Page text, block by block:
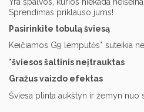
Sprendimas priklauso jums!
Pasirinkite tobulą šviesą
Keičiamos G9 lemputės* suteikia
*šviesos šaltinis neįtrauktas
Gražus vaizdo efektas
Šviesa plinta aukštyn ir žemyn